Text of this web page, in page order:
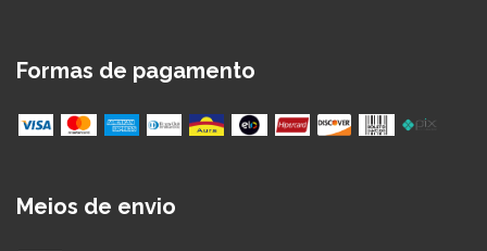
Formas de pagamento
Meios de envio